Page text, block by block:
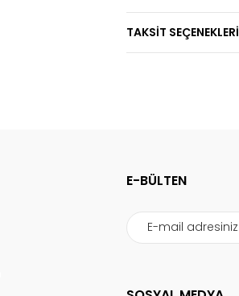
TAKSİT SEÇENEKLERİ
E-BÜLTEN